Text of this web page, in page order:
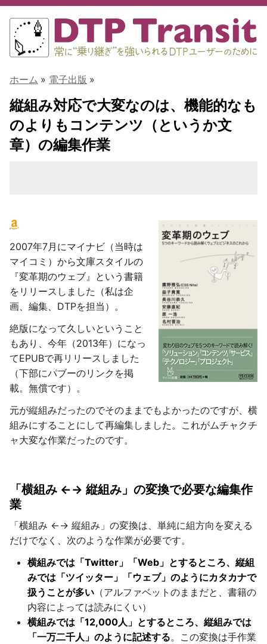
ホーム » 電子出版 »
縦組み対応で大変なのは、機能的なも
のよりもコンテンツ（というか文
章）の編集作業
2007年7月にマイナビ（当時は
マイコミ）から文庫スタイルの
『変革期のウェブ』という書籍
をリリースしました（私は企
画、編集、DTPを担当）。
絶版になって久しいということ
もあり、今年（2013年）になっ
てEPUBで再リリースしました
（下部にパブーのリンクを掲
載。無償です）。
元が縦組みだったのでそのままでもよかったのですが、横
組みにすることにして再編集しました。これがムチャクチ
ャ大変な作業だったのです。
「横組み ←→ 縦組み」の変換で必要な編集作
業
「横組み ←→ 縦組み」の変換は、単純に組方向を変える
だけでなく、次のような作業が必要です。
横組みでは「Twitter」「Web」とするところ、縦組
みでは「ツイッター」「ウェブ」のようにカタカナで
扱うことが多い （アルファベットのままだと、書籍の
内容によっては読みにくい）
横組みでは「12,000人」とするところ、縦組みでは
「一万二千人」のように記述する。この変換は手作業